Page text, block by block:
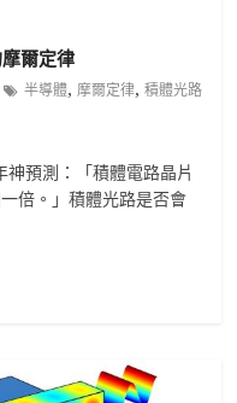
摩爾定律
半導體, 摩爾定律,積體光路
神預測：「積體電路晶片
倍。」積體光路是否會